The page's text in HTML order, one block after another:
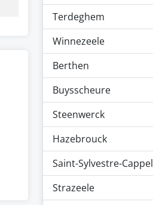
Terdeghem
Winnezeele
Berthen
Buysscheure
Steenwerck
Hazebrouck
Saint-Sylvestre-Cappel
Strazeele